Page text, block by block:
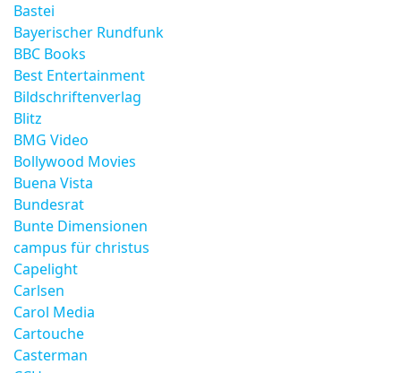
Bastei
Bayerischer Rundfunk
BBC Books
Best Entertainment
Bildschriftenverlag
Blitz
BMG Video
Bollywood Movies
Buena Vista
Bundesrat
Bunte Dimensionen
campus für christus
Capelight
Carlsen
Carol Media
Cartouche
Casterman